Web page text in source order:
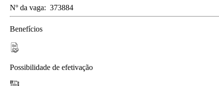
Nº da vaga: 373884
Benefícios
Possibilidade de efetivação